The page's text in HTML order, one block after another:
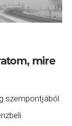
mire
szempontjából